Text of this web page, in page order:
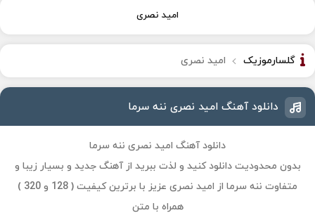
امید نصری
گلسارموزیک امید نصری
دانلود آهنگ امید نصری ننه سرما
دانلود آهنگ امید نصری ننه سرما
بدون محدودیت دانلود کنید و لذت ببرید از آهنگ جدید و بسیار زیبا و
متفاوت ننه سرما از امید نصری عزیز با برترین کیفیت ( 128 و 320 )
همراه با متن